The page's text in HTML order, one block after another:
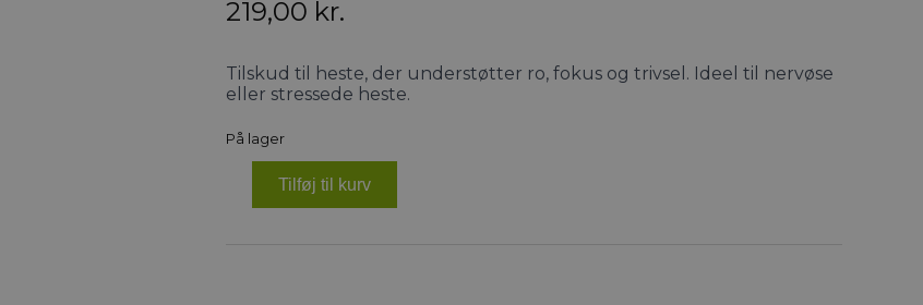
219,00 kr.
Tilskud til heste, der understøtter ro, fokus og trivsel. Ideel til nervøse
eller stressede heste.
På lager
HorseCare
Tilføj til kurv